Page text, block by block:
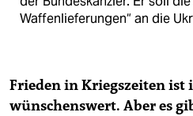
Waffenlieferungen“ an die
Frieden in Kriegszeiten ist
wünschenswert. Aber es